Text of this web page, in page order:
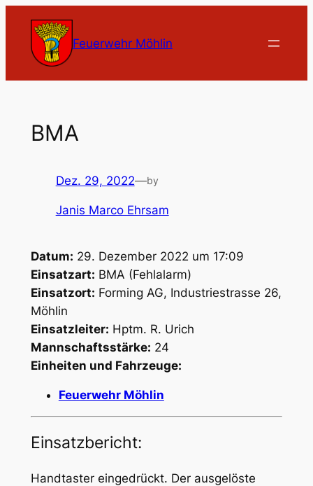
Inhalt
springen
Feuerwehr Möhlin
BMA
Dez. 29, 2022—by
Janis Marco Ehrsam
Datum: 29. Dezember 2022 um 17:09
Einsatzart: BMA (Fehlalarm)
Einsatzort: Forming AG, Industriestrasse 26,
Möhlin
Einsatzleiter: Hptm. R. Urich
Mannschaftsstärke: 24
Einheiten und Fahrzeuge:
Feuerwehr Möhlin
Einsatzbericht:
Handtaster eingedrückt. Der ausgelöste